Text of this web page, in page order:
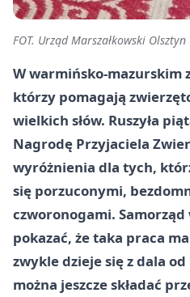
FOT. Urząd Marszałkowski Olsztyn
W warmińsko-mazurskim
którzy pomagają
wielkich słów. Ruszyła
Nagrodę Przyjaciela
wyróżnienia dla tych,
się porzuconymi,
czworonogami.
pokazać, że taka praca
zwykle dzieje się z dala od
można jeszcze składać